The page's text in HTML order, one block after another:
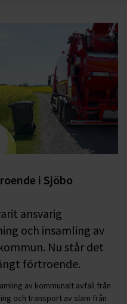
i Sjöbo
ansvarig
och insamling av
Nu står det
förtroende.
av kommunalt avfall från
och transport av slam från